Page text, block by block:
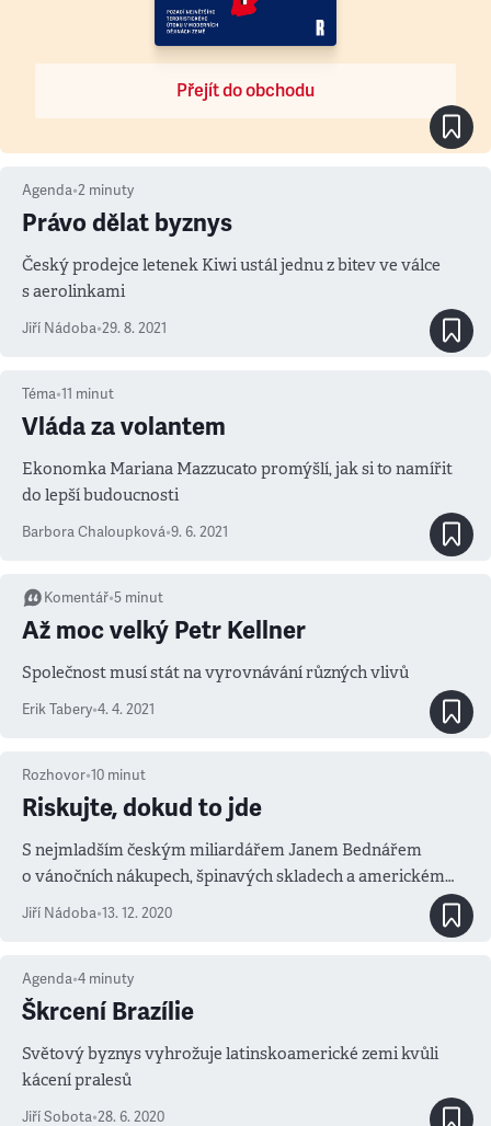
Přejít do obchodu
Agenda•2 minuty
Právo dělat byznys
Český prodejce letenek Kiwi ustál jednu z bitev ve válce
s aerolinkami
Jiří Nádoba•29. 8. 2021
Téma•11 minut
Vláda za volantem
Ekonomka Mariana Mazzucato promýšlí, jak si to namířit
do lepší budoucnosti
Barbora Chaloupková•9. 6. 2021
Komentář•5 minut
Až moc velký Petr Kellner
Společnost musí stát na vyrovnávání různých vlivů
Erik Tabery•4. 4. 2021
Rozhovor•10 minut
Riskujte, dokud to jde
S nejmladším českým miliardářem Janem Bednářem
o vánočních nákupech, špinavých skladech a americkém
snu
Jiří Nádoba•13. 12. 2020
Agenda•4 minuty
Škrcení Brazílie
Světový byznys vyhrožuje latinskoamerické zemi kvůli
kácení pralesů
Jiří Sobota•28. 6. 2020